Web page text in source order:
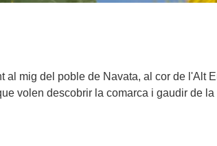
al mig del poble de Navata, al cor de l'Alt
volen descobrir la comarca i gaudir de